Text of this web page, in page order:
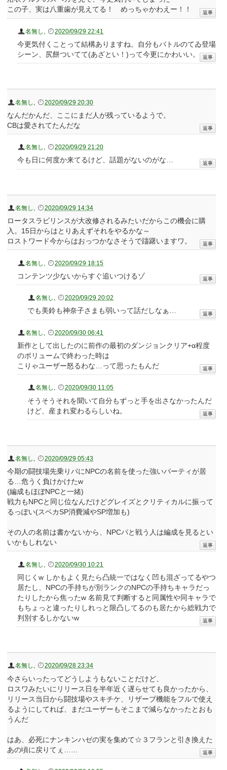
この子、実は八重歯が見えてる！ めっちゃかわえー！！
名無し 2020/09/29 22:41
今更気付くことって結構ありますね。自分もバトルのてゐ登場
シーン、尻餅ついてて(あざとい！)って今更にかわいい。
名無し 2020/09/29 20:30
なんだかんだ、ここにまだ人が残っているようで。
CBは愛されてたんだな
名無し 2020/09/29 21:20
今も日に何度か来てるけど、話題がないのがな…
名無し 2020/09/29 14:34
ロータスラビリンスが大改修されるみたいだからこの機会に購
入。15日からはとりあえずそれをやるかな～
ロストワード今からはおっつかなさそうで躊躇いますワ。
名無し 2020/09/29 18:15
コンテンツ少ないからすぐ追いつけるゾ
名無し 2020/09/29 20:02
でも美鈴も神奈子さまも弱いって話だしなぁ…
名無し 2020/09/30 06:41
新作として出したのに前作の最初のダンジョンクリア+α程度
のボリュームで終わった時は
こりゃユーザー怒るわな…って思ったもんだ
名無し , 2020/09/30 11:05
そうそうそれを聞いて自分もずっと手を出さなかったんだ
けど、産まれ変わるらしいね。
名無し 2020/09/29 05:43
今期の闘技場先乗りパにNPCの名前を使った強いパーティが居
る…危うく負けかけたw
(編成もほぼNPCと一緒)
戦力もNPCと同じ位なんだけどグレイズとクリティカルに振って
るっぽい(スペカSP消費減やSP増加も)
その人の名前は書かないから、NPCパと戦う人は編成を見るとい
いかもしれない
名無し 2020/09/30 10:21
同じくw しかもよく見たら凸統一ではなく凹も混ざってるやつ
居たし、NPCの手持ちが別ランクのNPCの手持ちキャラだっ
たりしたから焦ったw 名前見て判断すると同属性や同キャラで
もちょっと違ったりしれっと限凸してるのも居たから総戦力で
判別するしかないw
名無し 2020/09/28 23:34
今さらいったってどうしようもないことだけど、
ロスワみたいにリリース日を半年近く遅らせても良かったから、
リリース当日から闘技場やスキチケ、リザーブ機能をフルで使え
るようにしてれば、まだユーザーもそこまで減らなかったとおも
うんだ
はあ、必死にナンキンハゼの実を集めて☆３フランと引き換えた
あの頃に戻りてぇ……